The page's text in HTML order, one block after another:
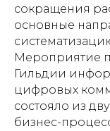
сокращения
основные
Мероприятие
Гильдии
цифровых
состояло из
бизнес-